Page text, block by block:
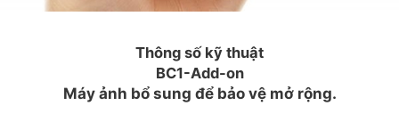
Thông số kỹ thuật
BC1-Add-on
Máy ảnh bổ sung để bảo vệ mở rộng.